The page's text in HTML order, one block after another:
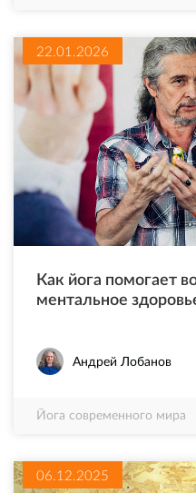
Как йога помогает
ментальное
Андрей Лобанов
Йога современного мира
22.01.2026
06.12.2025